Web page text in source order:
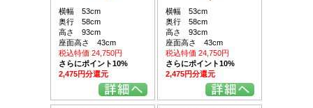
横幅 53cm
奥行 58cm
高さ 93cm
座面高さ 43cm
税込特価 24,750円
さらにポイント10%
2,475円分還元
横幅 53cm
奥行 58cm
高さ 93cm
座面高さ 43cm
税込特価 24,750円
さらにポイント10%
2,475円分還元